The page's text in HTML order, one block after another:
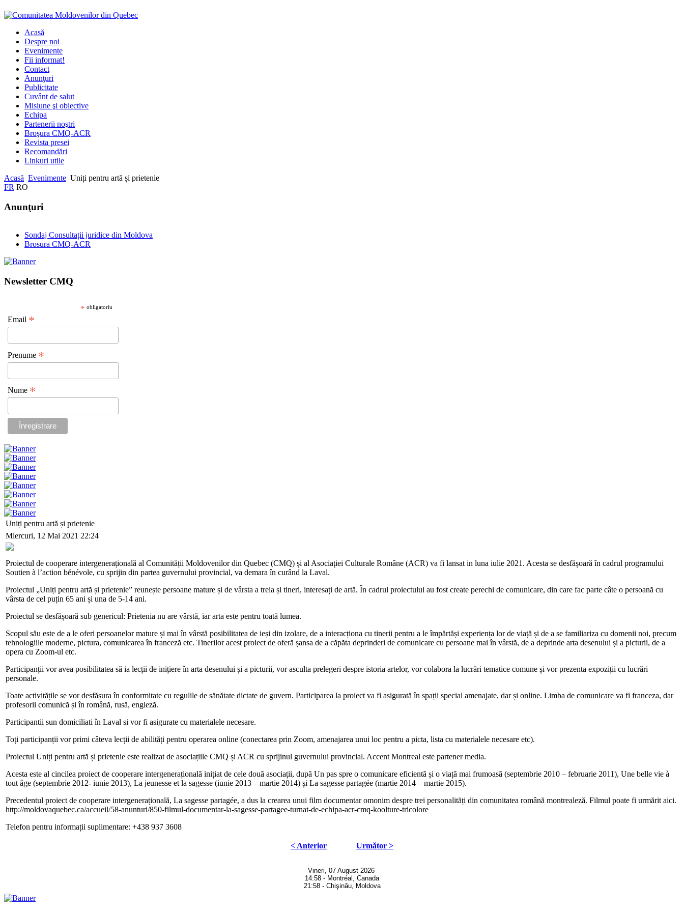
Acasă
Despre noi
Evenimente
Fii informat!
Contact
Anunţuri
Publicitate
Cuvânt de salut
Misiune şi obiective
Echipa
Partenerii noştri
Broşura CMQ-ACR
Revista presei
Recomandări
Linkuri utile
Acasă Evenimente Uniți pentru artă și prietenie
FR RO
Anunţuri
Sondaj Consultații juridice din Moldova
Brosura CMQ-ACR
Newsletter CMQ
* obligatoriu
Email *
Prenume *
Nume *
Uniți pentru artă și prietenie
Miercuri, 12 Mai 2021 22:24
Proiectul de cooperare intergenerațională al Comunității Moldovenilor din Quebec (CMQ) și al Asociației Culturale Române (ACR) va fi lansat in luna iulie 2021. Acesta se desfășoară în cadrul programului
Soutien à l’action bénévole, cu sprijin din partea guvernului provincial, va demara în curând la Laval.
Proiectul „Uniți pentru artă și prietenie” reunește persoane mature și de vârsta a treia și tineri, interesați de artă. În cadrul proiectului au fost create perechi de comunicare, din care fac parte câte o persoană cu
vârsta de cel puțin 65 ani și una de 5-14 ani.
Proiectul se desfășoară sub genericul: Prietenia nu are vârstă, iar arta este pentru toată lumea.
Scopul său este de a le oferi persoanelor mature și mai în vârstă posibilitatea de ieși din izolare, de a interacționa cu tinerii pentru a le împărtăși experiența lor de viață și de a se familiariza cu domenii noi, precum
tehnologiile moderne, pictura, comunicarea în franceză etc. Tinerilor acest proiect de oferă șansa de a căpăta deprinderi de comunicare cu persoane mai în vârstă, de a deprinde arta desenului și a picturii, de a
opera cu Zoom-ul etc.
Participanții vor avea posibilitatea să ia lecții de inițiere în arta desenului și a picturii, vor asculta prelegeri despre istoria artelor, vor colabora la lucrări tematice comune și vor prezenta expoziții cu lucrări
personale.
Toate activitățile se vor desfășura în conformitate cu regulile de sănătate dictate de guvern. Participarea la proiect va fi asigurată în spații special amenajate, dar și online. Limba de comunicare va fi franceza, dar
profesorii comunică și în română, rusă, engleză.
Participantii sun domiciliati în Laval si vor fi asigurate cu materialele necesare.
Toți participanții vor primi câteva lecții de abilități pentru operarea online (conectarea prin Zoom, amenajarea unui loc pentru a picta, lista cu materialele necesare etc).
Proiectul Uniți pentru artă și prietenie este realizat de asociațiile CMQ și ACR cu sprijinul guvernului provincial. Accent Montreal este partener media.
Acesta este al cincilea proiect de cooperare intergenerațională inițiat de cele două asociații, după Un pas spre o comunicare eficientă și o viață mai frumoasă (septembrie 2010 – februarie 2011), Une belle vie à
tout âge (septembrie 2012- iunie 2013), La jeunesse et la sagesse (iunie 2013 – martie 2014) și La sagesse partagée (martie 2014 – martie 2015).
Precedentul proiect de cooperare intergenerațională, La sagesse partagée, a dus la crearea unui film documentar omonim despre trei personalități din comunitatea română montrealeză. Filmul poate fi urmărit aici.
http://moldovaquebec.ca/accueil/58-anunturi/850-filmul-documentar-la-sagesse-partagee-turnat-de-echipa-acr-cmq-koolture-tricolore
Telefon pentru informații suplimentare: +438 937 3608
< Anterior Următor >
Vineri, 07 August 2026
14:58 - Montréal, Canada
21:58 - Chişinău, Moldova